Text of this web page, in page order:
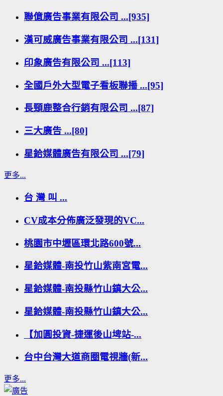
聯億廣告事業有限公司 ...[935]
漢可威廣告事業有限公司 ...[131]
印象廣告有限公司 ...[113]
全國戶外大型電子看板聯播 ...[95]
長頸鹿整合行銷有限公司 ...[87]
三大廣告 ...[80]
星鉿媒體廣告有限公司 ...[79]
更多...
台 灣 叫 ...
CV成本分佈廣泛發現的VC...
桃園市中壢區環北路600號...
星鉿媒體-南投竹山紫南宮電...
星鉿媒體-南投縣竹山鎮大公...
星鉿媒體-南投縣竹山鎮大公...
【加圓投資-捷運後山埤站-...
台中台灣大道商圈電視牆(新...
更多...